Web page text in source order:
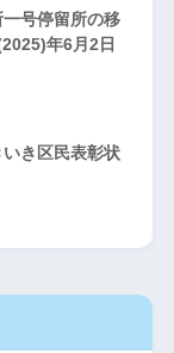
号停留所の移
年6月2日
き区民表彰状